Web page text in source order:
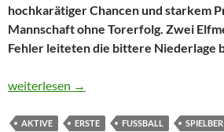
hochkarätiger Chancen und starkem
Mannschaft ohne Torerfolg. Zwei
Fehler leiteten die bittere Niederlage
Sieben Chancen, kein Tor: Erste
weiterlesen →
AKTIVE ERSTE FUSSBALL